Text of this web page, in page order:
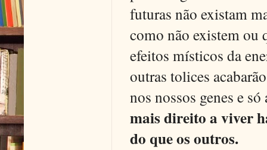
futuras não existam
como não existem ou
efeitos místicos da
outras tolices
nos nossos genes e
mais direito a viver
do que os outros.